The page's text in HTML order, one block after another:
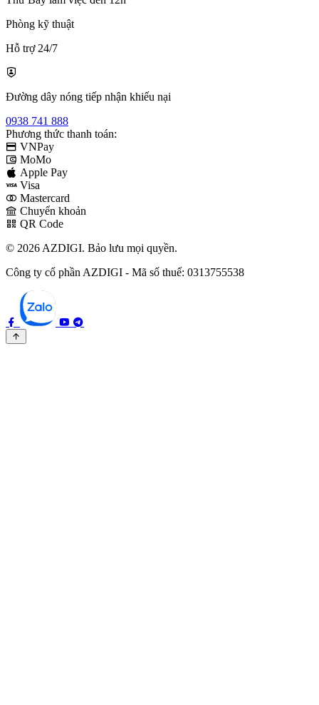
Phòng kỹ thuật
Hỗ trợ 24/7
Đường dây nóng tiếp nhận khiếu nại
0938 741 888
Phương thức thanh toán:
VNPay
MoMo
Apple Pay
Visa
Mastercard
Chuyển khoản
QR Code
© 2026 AZDIGI. Bảo lưu mọi quyền.
Công ty cổ phần AZDIGI - Mã số thuế: 0313755538